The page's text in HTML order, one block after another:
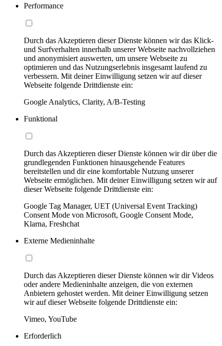
Performance
Durch das Akzeptieren dieser Dienste können wir das Klick-
und Surfverhalten innerhalb unserer Webseite nachvollziehen
und anonymisiert auswerten, um unsere Webseite zu
optimieren und das Nutzungserlebnis insgesamt laufend zu
verbessern. Mit deiner Einwilligung setzen wir auf dieser
Webseite folgende Drittdienste ein:
Google Analytics, Clarity, A/B-Testing
Funktional
Durch das Akzeptieren dieser Dienste können wir dir über die
grundlegenden Funktionen hinausgehende Features
bereitstellen und dir eine komfortable Nutzung unserer
Webseite ermöglichen. Mit deiner Einwilligung setzen wir auf
dieser Webseite folgende Drittdienste ein:
Google Tag Manager, UET (Universal Event Tracking)
Consent Mode von Microsoft, Google Consent Mode,
Klarna, Freshchat
Externe Medieninhalte
Durch das Akzeptieren dieser Dienste können wir dir Videos
oder andere Medieninhalte anzeigen, die von externen
Anbietern gehostet werden. Mit deiner Einwilligung setzen
wir auf dieser Webseite folgende Drittdienste ein:
Vimeo, YouTube
Erforderlich